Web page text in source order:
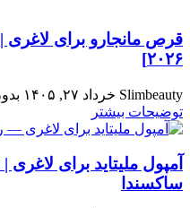
قرص مانجارو برای لاغری |
۲۰۲۶]
Slimbeauty خرداد ۲۷, ۱۴۰۵
توضیحات بیشتر
آمپول ملیتاید برای
ساکسندا